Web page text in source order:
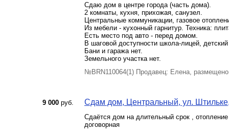
Сдаю дом в центре города (часть дома).
2 комнаты, кухня, прихожая, санузел.
Центральные коммуникации, газовое
Из мебели - кухонный гарнитур. Техника:
Есть место под авто - перед домом.
В шаговой доступности школа-лицей,
Бани и гаража нет.
Земельного участка нет.
№BRN110064(1) Продавец: Елена,
9 000 руб. Сдам дом, Центральный, ул. Штильке,
Сдаётся дом на длительный срок ,
договорная